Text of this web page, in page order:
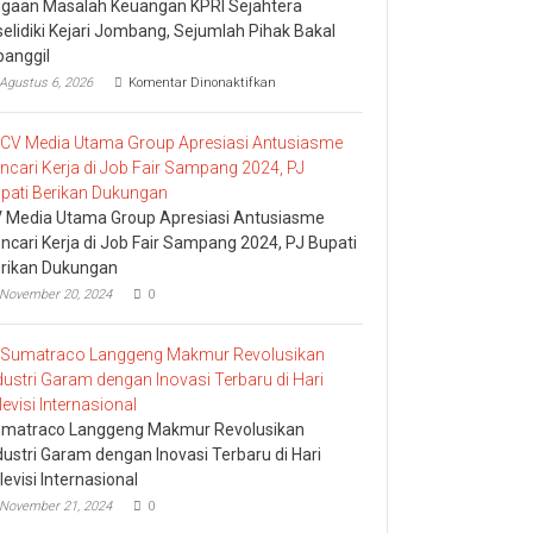
Masalah Keuangan KPRI Sejahtera
Kejari Jombang, Sejumlah Pihak Bakal
Agustus 6, 2026 Komentar Dinonaktifkan
Masalah
Keuangan
KPRI
Sejahtera
Kejari
Sejumlah
Media Utama Group Apresiasi Antusiasme
Kerja di Job Fair Sampang 2024, PJ Bupati
Dukungan
November 20, 2024 0
Langgeng Makmur Revolusikan
Garam dengan Inovasi Terbaru di Hari
Internasional
November 21, 2024 0